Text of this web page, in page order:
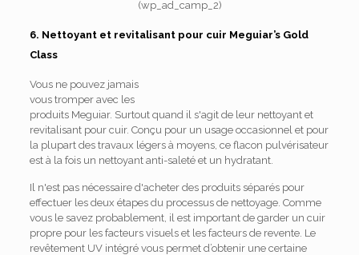
(wp_ad_camp_2)
6. Nettoyant et revitalisant pour cuir Meguiar’s Gold
Class
Vous ne pouvez jamais
vous tromper avec les
produits Meguiar. Surtout quand il s'agit de leur nettoyant et
revitalisant pour cuir. Conçu pour un usage occasionnel et pour
la plupart des travaux légers à moyens, ce flacon pulvérisateur
est à la fois un nettoyant anti-saleté et un hydratant.
Il n'est pas nécessaire d'acheter des produits séparés pour
effectuer les deux étapes du processus de nettoyage. Comme
vous le savez probablement, il est important de garder un cuir
propre pour les facteurs visuels et les facteurs de revente. Le
revêtement UV intégré vous permet d’obtenir une certaine